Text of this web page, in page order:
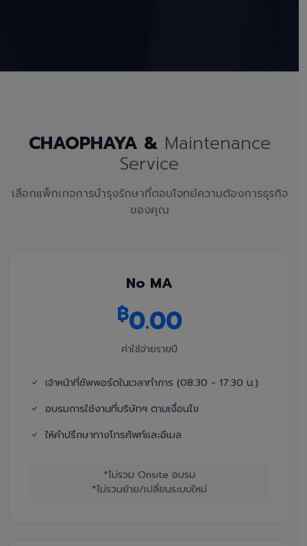
CHAOPHAYA & Maintenance
Service
เลือกแพ็กเกจการบำรุงรักษาที่ตอบโจทย์ความต้องการธุรกิจ
ของคุณ
No MA
฿0.00
ค่าใช้จ่ายรายปี
เจ้าหน้าที่ซัพพอร์ตในเวลาทำการ (08:30 - 17:30 น.)
อบรมการใช้งานที่บริษัทฯ ตามเงื่อนไข
ให้คำปรึกษาทางโทรศัพท์และอีเมล
*ไม่รวม Onsite อบรม
*ไม่รวมย้าย/เปลี่ยนระบบใหม่